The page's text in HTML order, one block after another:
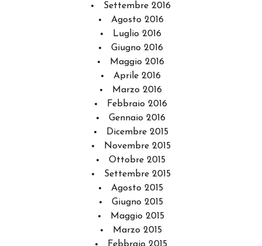
Settembre 2016
Agosto 2016
Luglio 2016
Giugno 2016
Maggio 2016
Aprile 2016
Marzo 2016
Febbraio 2016
Gennaio 2016
Dicembre 2015
Novembre 2015
Ottobre 2015
Settembre 2015
Agosto 2015
Giugno 2015
Maggio 2015
Marzo 2015
Febbraio 2015